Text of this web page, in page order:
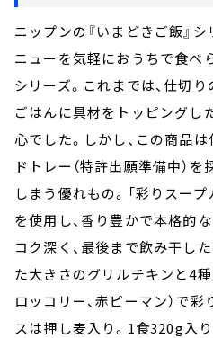
ニップンの『いまどきご飯』
ニューを気軽におうちで食べ
シリーズ。これまでは、仕切
ごはんに具材をトッピングし
心でした。しかし、この商品
ドトレー（特許出願準備中）
しまう優れもの。「彩りスー
を使用し、香り豊かで本格的
コク深く、最後まで飲み干し
た大きさのグリルチキンと4種
ロッコリー、赤ピーマン）で
スは押し麦入り。1食320g入